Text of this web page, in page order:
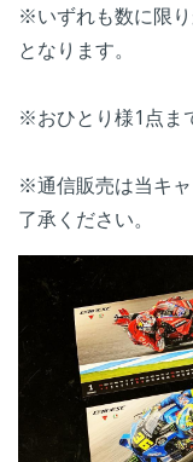
※いずれも数に限
となります。
※おひとり様1点ま
※通信販売は当キ
了承ください。